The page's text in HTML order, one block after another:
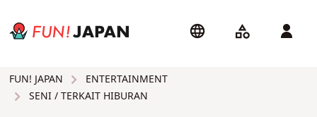
FUN! JAPAN
ENTERTAINMENT
SENI / TERKAIT HIBURAN